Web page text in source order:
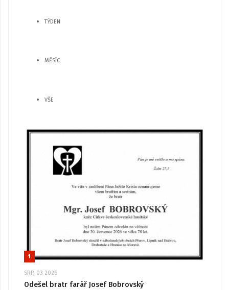
TÝDEN
MĚSÍC
VŠE
1
SRP, 03 2026
Odešel bratr farář Josef Bobrovský